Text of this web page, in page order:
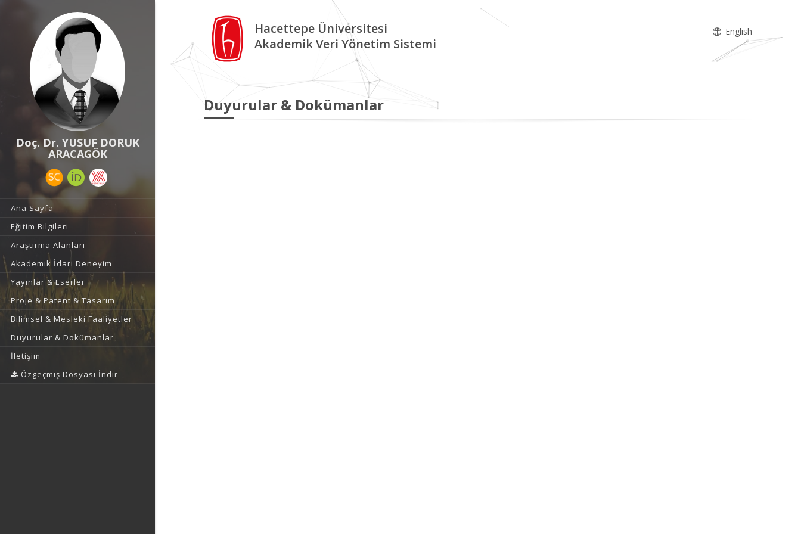
Doç. Dr. YUSUF DORUK
ARACAGÖK
Ana Sayfa
Eğitim Bilgileri
Araştırma Alanları
Akademik İdari Deneyim
Yayınlar & Eserler
Proje & Patent & Tasarım
Bilimsel & Mesleki Faaliyetler
Duyurular & Dokümanlar
İletişim
Özgeçmiş Dosyası İndir
Hacettepe Üniversitesi
Akademik Veri Yönetim Sistemi
English
Duyurular & Dokümanlar